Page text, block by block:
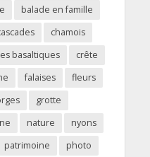
balade en famille
chamois
basaltiques
crête
falaises
fleurs
grotte
nature
nyons
patrimoine
photo